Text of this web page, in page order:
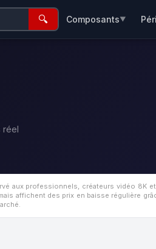
🔍 Composants▼
réel
aux professionnels, créateurs vidéo
affichent des prix en baisse régulière